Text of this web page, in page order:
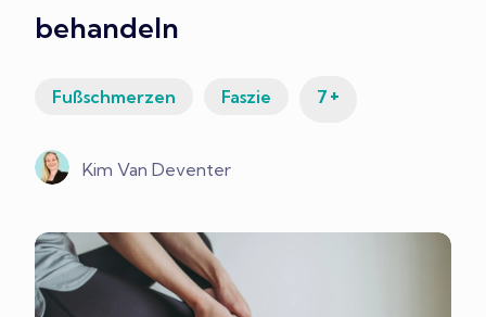
behandeln
Fußschmerzen Faszie 7 +
Kim Van Deventer